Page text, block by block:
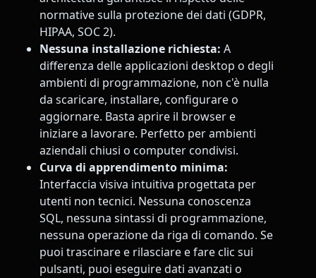
normative sulla protezione dei dati (GDPR,
HIPAA, SOC 2).
Nessuna installazione richiesta: A
differenza delle applicazioni desktop o degli
ambienti di programmazione, non c'è nulla
da scaricare, installare, configurare o
aggiornare. Basta aprire il browser e
iniziare a lavorare. Perfetto per ambienti
aziendali chiusi o computer condivisi.
Curva di apprendimento minima:
Interfaccia visiva intuitiva progettata per
utenti non tecnici. Nessuna conoscenza
SQL, nessuna sintassi di programmazione,
nessuna operazione da riga di comando. Se
puoi trascinare e rilasciare e fare clic sui
pulsanti, puoi eseguire dati avanzati o